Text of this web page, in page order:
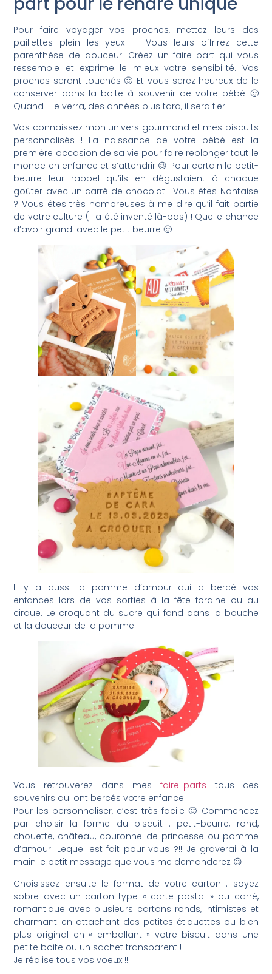
Pour faire voyager vos proches, mettez leurs des
paillettes plein les yeux ! Vous leurs offrirez cette
parenthèse de douceur. Créez un faire-part qui vous
ressemble et exprime le mieux votre sensibilité. Vos
proches seront touchés 🙂 Et vous serez heureux de le
conserver dans la boite à souvenir de votre bébé 🙂
Quand il le verra, des années plus tard, il sera fier.
Vos connaissez mon univers gourmand et mes biscuits
personnalisés ! La naissance de votre bébé est la
première occasion de sa vie pour faire replonger tout le
monde en enfance et s’attendrir 😉 Pour certain le petit-
beurre leur rappel qu’ils en dégustaient à chaque
goûter avec un carré de chocolat ! Vous êtes Nantaise
? Vous êtes très nombreuses à me dire qu’il fait partie
de votre culture (il a été inventé là-bas) ! Quelle chance
d’avoir grandi avec le petit beurre 🙂
Il y a aussi la pomme d’amour qui a bercé vos
enfances lors de vos sorties à la fête foraine ou au
cirque. Le croquant du sucre qui fond dans la bouche
et la douceur de la pomme.
Vous retrouverez dans mes faire-parts tous ces
souvenirs qui ont bercés votre enfance.
Pour les personnaliser, c’est très facile 🙂 Commencez
par choisir la forme du biscuit : petit-beurre, rond,
chouette, château, couronne de princesse ou pomme
d’amour. Lequel est fait pour vous ?!! Je graverai à la
main le petit message que vous me demanderez 😉
Choisissez ensuite le format de votre carton : soyez
sobre avec un carton type « carte postal » ou carré,
romantique avec plusieurs cartons ronds, intimistes et
charmant en attachant des petites étiquettes ou bien
plus original en « emballant » votre biscuit dans une
petite boite ou un sachet transparent !
Je réalise tous vos voeux !!